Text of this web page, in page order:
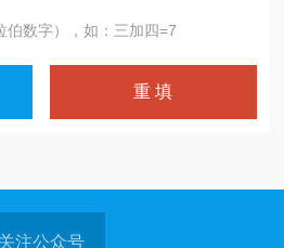
伯数字），如：三加四=7
关注公众号